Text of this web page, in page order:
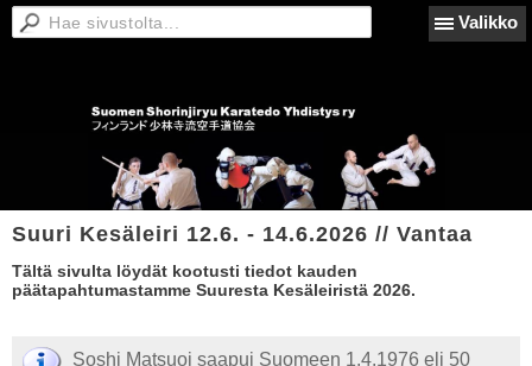
Valikko
Suuri Kesäleiri 12.6. - 14.6.2026 // Vantaa
Tältä sivulta löydät kootusti tiedot kauden
päätapahtumastamme Suuresta Kesäleiristä 2026.
Soshi Matsuoi saapui Suomeen 1.4.1976 eli 50